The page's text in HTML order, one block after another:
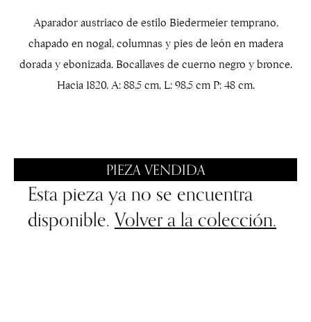
Aparador austriaco de estilo Biedermeier temprano,
chapado en nogal, columnas y pies de león en madera
dorada y ebonizada. Bocallaves de cuerno negro y bronce.
Hacia 1820. A: 88,5 cm, L: 98,5 cm P: 48 cm.
PIEZA VENDIDA
Esta pieza ya no se encuentra
disponible.Volver a la colección.